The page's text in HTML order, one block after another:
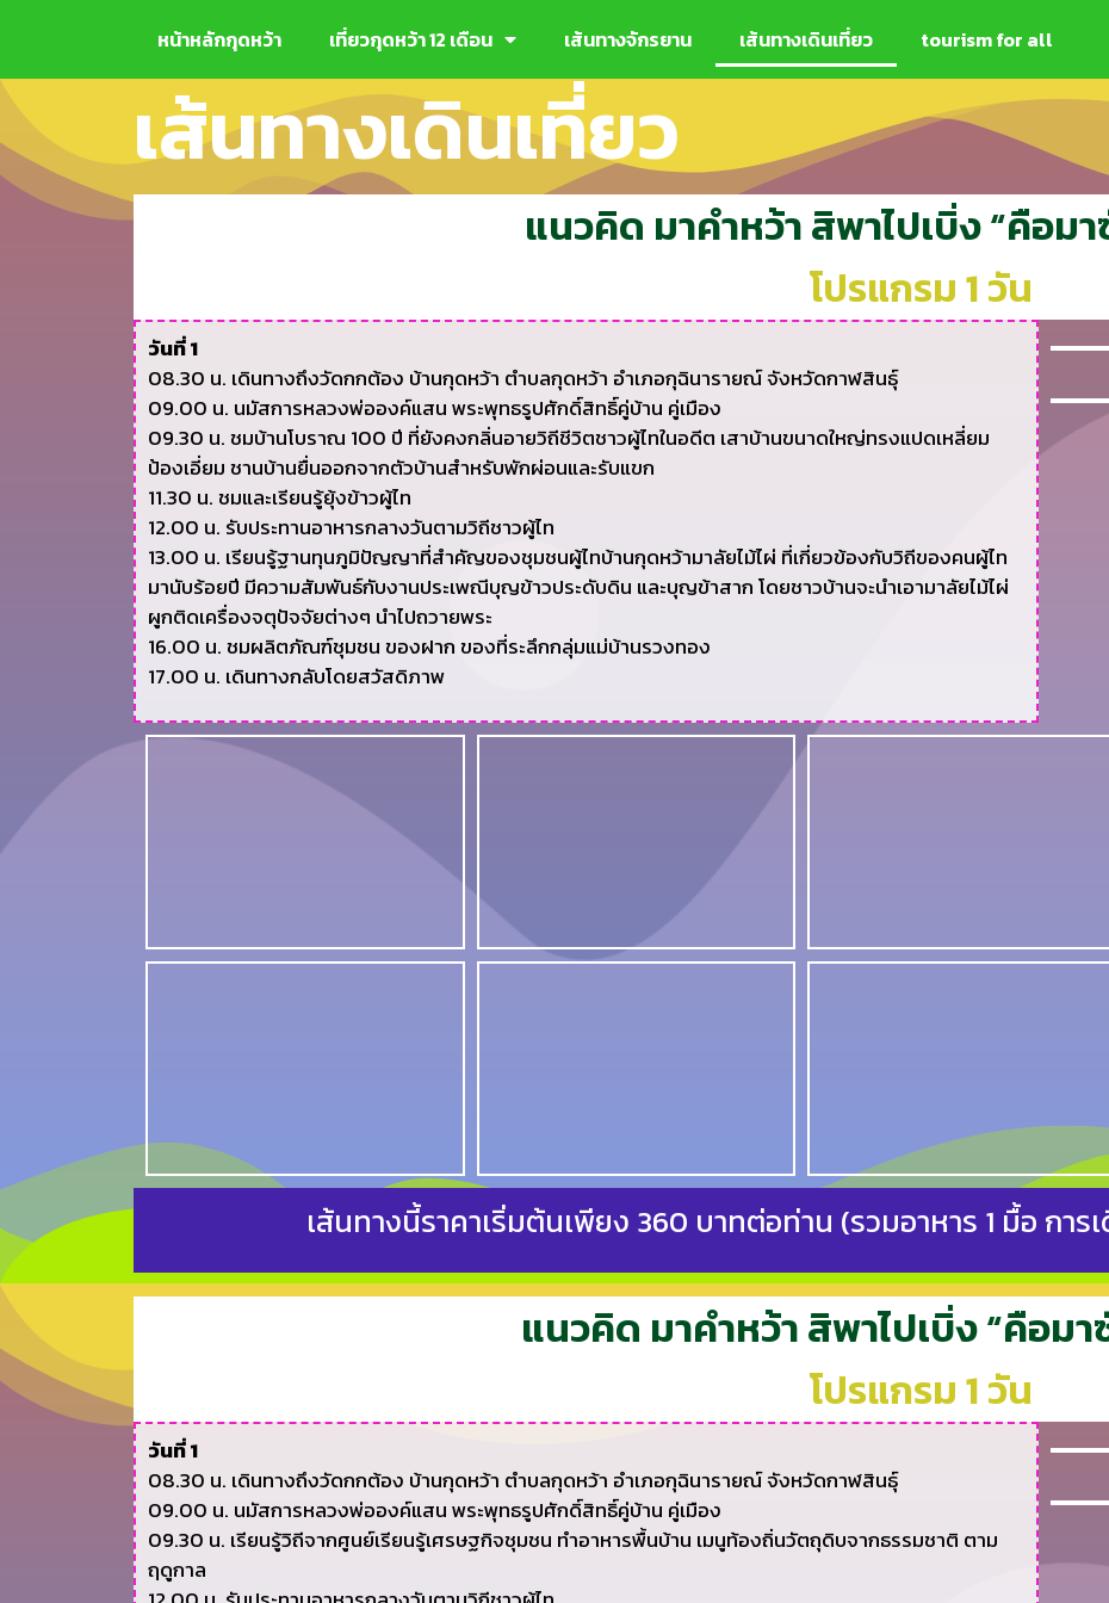
หน้าหลักกุดหว้า เที่ยวกุดหว้า 12 เดือน เส้นทางจักรยาน เส้นทางเดินเที่ยว​ tourism for all
เส้นทางเดินเที่ยว
แนวคิด มาคำหว้า สิพาไปเบิ่ง “คือม
โปรแกรม 1 วัน
วันที่ 1
08.30 น. เดินทางถึงวัดกกต้อง บ้านกุดหว้า ตำบลกุดหว้า อำเภอกุฉินารายณ์ จังหวัดกาฬสินธุ์
09.00 น. นมัสการหลวงพ่อองค์แสน พระพุทธรูปศักดิ์สิทธิ์คู่บ้าน คู่เมือง
09.30 น. ชมบ้านโบราณ 100 ปี ที่ยังคงกลิ่นอายวิถีชีวิตชาวผู้ไทในอดีต เสาบ้านขนาดใหญ่ทรงแปดเหลี่ยม
ป้องเอี่ยม ชานบ้านยื่นออกจากตัวบ้านสำหรับพักผ่อนและรับแขก
11.30 น. ชมและเรียนรู้ยุ้งข้าวผู้ไท
12.00 น. รับประทานอาหารกลางวันตามวิถีชาวผู้ไท
13.00 น. เรียนรู้ฐานทุนภูมิปัญญาที่สำคัญของชุมชนผู้ไทบ้านกุดหว้ามาลัยไม้ไผ่ ที่เกี่ยวข้องกับวิถีของคนผู้ไท
มานับร้อยปี มีความสัมพันธ์กับงานประเพณีบุญข้าวประดับดิน และบุญข้าสาก โดยชาวบ้านจะนำเอามาลัยไม้ไผ่
ผูกติดเครื่องจตุปัจจัยต่างๆ นำไปถวายพระ
16.00 น. ชมผลิตภัณฑ์ชุมชน ของฝาก ของที่ระลึกกลุ่มแม่บ้านรวงทอง
17.00 น. เดินทางกลับโดยสวัสดิภาพ
เส้นทางนี้ราคาเริ่มต้นเพียง 360 บาทต่อท่าน (รวมอาหาร 1 มื้อ การ
แนวคิด มาคำหว้า สิพาไปเบิ่ง “คือม
โปรแกรม 1 วัน
วันที่ 1
08.30 น. เดินทางถึงวัดกกต้อง บ้านกุดหว้า ตำบลกุดหว้า อำเภอกุฉินารายณ์ จังหวัดกาฬสินธุ์
09.00 น. นมัสการหลวงพ่อองค์แสน พระพุทธรูปศักดิ์สิทธิ์คู่บ้าน คู่เมือง
09.30 น. เรียนรู้วิถีจากศูนย์เรียนรู้เศรษฐกิจชุมชน ทำอาหารพื้นบ้าน เมนูท้องถิ่นวัตถุดิบจากธรรมชาติ ตาม
ฤดูกาล